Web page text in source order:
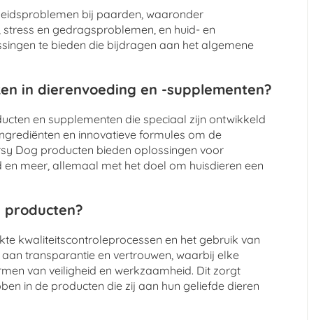
bij paarden, waaronder
en gedragsproblemen, en huid- en
te bieden die bijdragen aan het algemene
in dierenvoeding en -supplementen?
en supplementen die speciaal zijn ontwikkeld
en innovatieve formules om de
Dog producten bieden oplossingen voor
meer, allemaal met het doel om huisdieren een
kwaliteitscontroleprocessen en het gebruik van
transparantie en vertrouwen, waarbij elke
van veiligheid en werkzaamheid. Dit zorgt
in de producten die zij aan hun geliefde dieren